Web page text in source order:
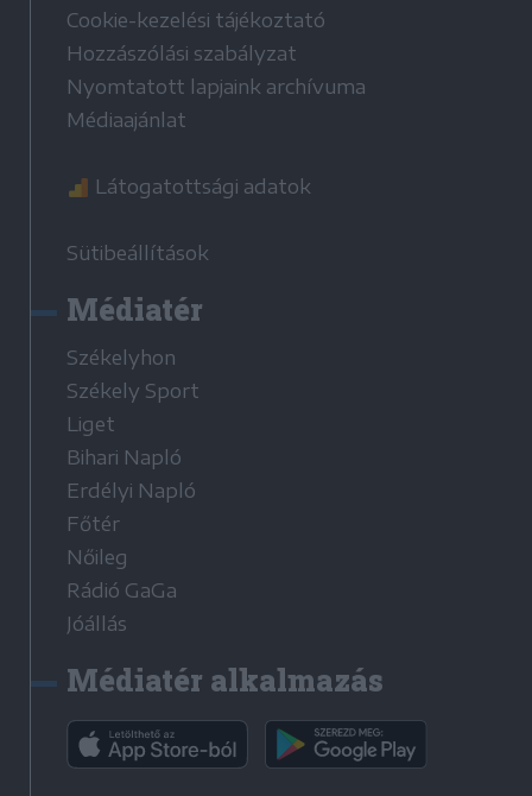
Cookie-kezelési tájékoztató
Hozzászólási szabályzat
Nyomtatott lapjaink archívuma
Médiaajánlat
Látogatottsági adatok
Sütibeállítások
Médiatér
Székelyhon
Székely Sport
Liget
Bihari Napló
Erdélyi Napló
Főtér
Nőileg
Rádió GaGa
Jóállás
Médiatér alkalmazás